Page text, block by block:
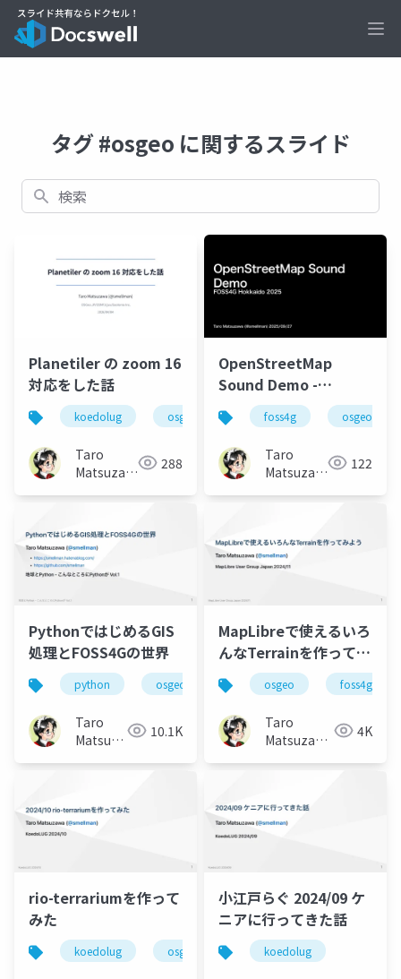
タグ #osgeo に関するスライド
検索
Planetiler の zoom 16
対応をした話
koedolug osgeo
Taro
Matsuzawa
288
OpenStreetMap
Sound Demo -
FOSS4G Hokkaido
2025
foss4g osgeo
Taro
Matsuzawa
122
PythonではじめるGIS
処理とFOSS4Gの世界
python osgeo foss4g
Taro
Matsuzawa 10.1K
MapLibreで使えるいろ
んなTerrainを作ってみ
よう
osgeo foss4g
Taro
Matsuzawa
4K
rio-terrariumを作って
みた
koedolug osgeo foss4g
小江戸らぐ 2024/09 ケ
ニアに行ってきた話
koedolug